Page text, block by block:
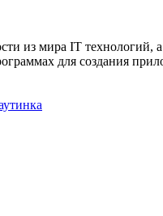
из мира IT
для создания